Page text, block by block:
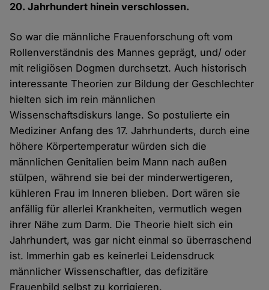
20. Jahrhundert hinein verschlossen.
So war die männliche Frauenforschung oft vom
Rollenverständnis des Mannes geprägt, und/ oder
mit religiösen Dogmen durchsetzt. Auch historisch
interessante Theorien zur Bildung der Geschlechter
hielten sich im rein männlichen
Wissenschaftsdiskurs lange. So postulierte ein
Mediziner Anfang des 17. Jahrhunderts, durch eine
höhere Körpertemperatur würden sich die
männlichen Genitalien beim Mann nach außen
stülpen, während sie bei der minderwertigeren,
kühleren Frau im Inneren blieben. Dort wären sie
anfällig für allerlei Krankheiten, vermutlich wegen
ihrer Nähe zum Darm. Die Theorie hielt sich ein
Jahrhundert, was gar nicht einmal so überraschend
ist. Immerhin gab es keinerlei Leidensdruck
männlicher Wissenschaftler, das defizitäre
Frauenbild selbst zu korrigieren.